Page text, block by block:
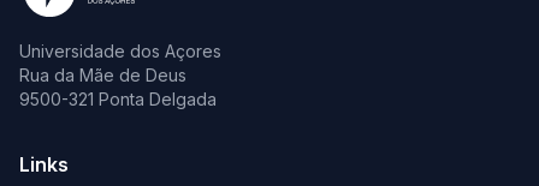
Universidade dos Açores
Rua da Mãe de Deus
9500-321 Ponta Delgada
Links